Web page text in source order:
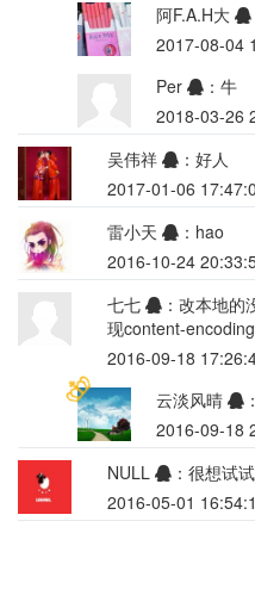
阿F.A.H大
2017-08-04
Per
：牛
2018-03-26
吴伟祥
：好人
2017-01-06
雷小天
：hao
2016-10-24
七七
：改本地的
现content-encoding
2016-09-18
云淡风晴
2016-09-18
NULL
：很想试试
2016-05-01